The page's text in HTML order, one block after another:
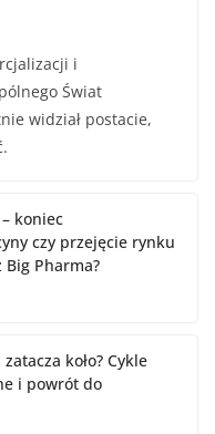
i
Świat
widział postacie,
koniec
czy przejęcie rynku
Pharma?
koło? Cykle
i powrót do